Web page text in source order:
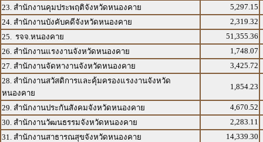
23. สำนักงานคุมประพฤติจังหวัดหนองคาย
5,297.15
24. สำนักงานบังคับคดีจังหวัดหนองคาย
2,319.32
25. รจจ.หนองคาย
51,355.36
26. สำนักงานแรงงานจังหวัดหนองคาย
1,748.07
27. สำนักงานจัดหางานจังหวัดหนองคาย
3,425.72
28. สำนักงานสวัสดิการและคุ้มครองแรงงานจังหวัด
หนองคาย
1,854.23
29. สำนักงานประกันสังคมจังหวัดหนองคาย
4,670.52
30. สำนักงานวัฒนธรรมจังหวัดหนองคาย
2,283.11
31. สำนักงานสาธารณสุขจังหวัดหนองคาย
14,339.30